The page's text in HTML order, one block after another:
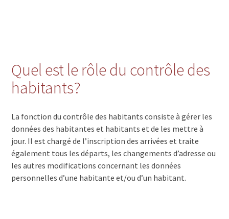
Quel est le rôle du contrôle des
habitants?
La fonction du contrôle des habitants consiste à gérer les
données des habitantes et habitants et de les mettre à
jour. Il est chargé de l’inscription des arrivées et traite
également tous les départs, les changements d’adresse ou
les autres modifications concernant les données
personnelles d’une habitante et/ou d’un habitant.